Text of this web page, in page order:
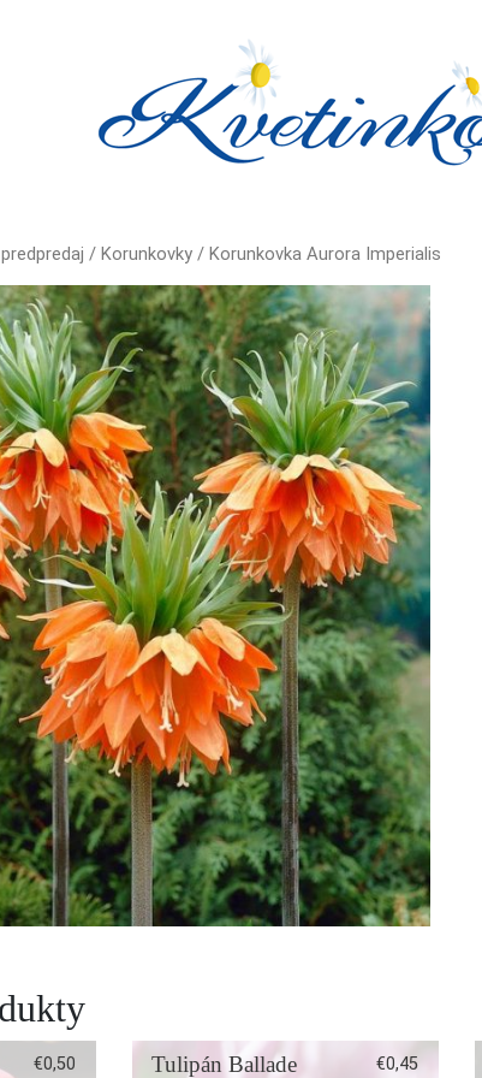
/ Korunkovky / Korunkovka Aurora Imperialis
€0,50 Tulipán Ballade €0,45